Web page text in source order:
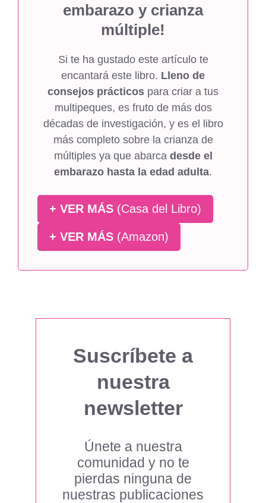
embarazo y crianza
múltiple!
Si te ha gustado este artículo te
encantará este libro. Lleno de
consejos prácticos para criar a tus
multipeques, es fruto de más dos
décadas de investigación, y es el libro
más completo sobre la crianza de
múltiples ya que abarca desde el
embarazo hasta la edad adulta.
+ VER MÁS (Casa del Libro)
+ VER MÁS (Amazon)
Suscríbete a
nuestra
newsletter
Únete a nuestra
comunidad y no te
pierdas ninguna de
nuestras publicaciones